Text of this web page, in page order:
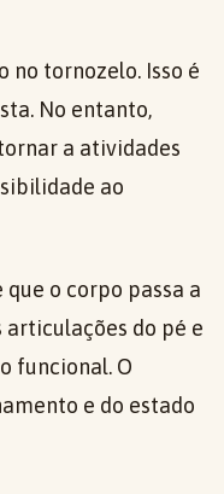
no tornozelo. Isso é
No entanto,
a atividades
ao
o corpo passa a
do pé e
funcional. O
e do estado